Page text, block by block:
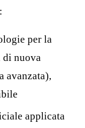
per la
di nuova
avanzata),
applicata